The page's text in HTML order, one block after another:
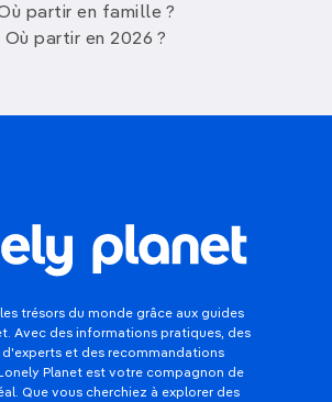
partir en famille ?
Où partir en 2026 ?
trésors du monde grâce aux guides
Avec des informations pratiques, des
d'experts et des recommandations
Planet est votre compagnon de
Que vous cherchiez à explorer des